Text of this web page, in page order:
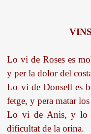
Lo vi de Roses es
y per la dolor del
Lo vi de Donsell es
fetge, y pera matar
Lo vi de Anis, y lo
dificultat de la orina.